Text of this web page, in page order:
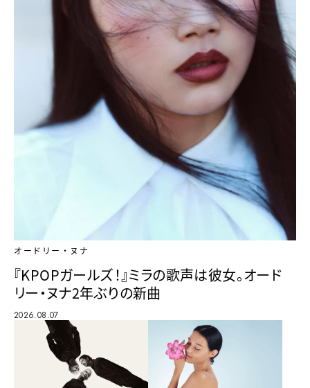
オードリー・ヌナ
『KPOPガールズ！』ミラの歌声は彼女。オード
リー・ヌナ2年ぶりの新曲
2026.08.07